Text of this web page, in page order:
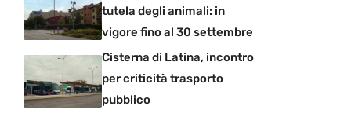
tutela degli animali: in
vigore fino al 30 settembre
Cisterna di Latina, incontro
per criticità trasporto
pubblico